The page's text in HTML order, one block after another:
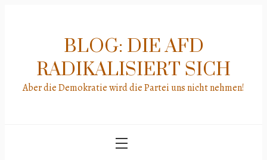
BLOG: DIE AFD
RADIKALISIERT SICH
Aber die Demokratie wird die Partei uns nicht nehmen!